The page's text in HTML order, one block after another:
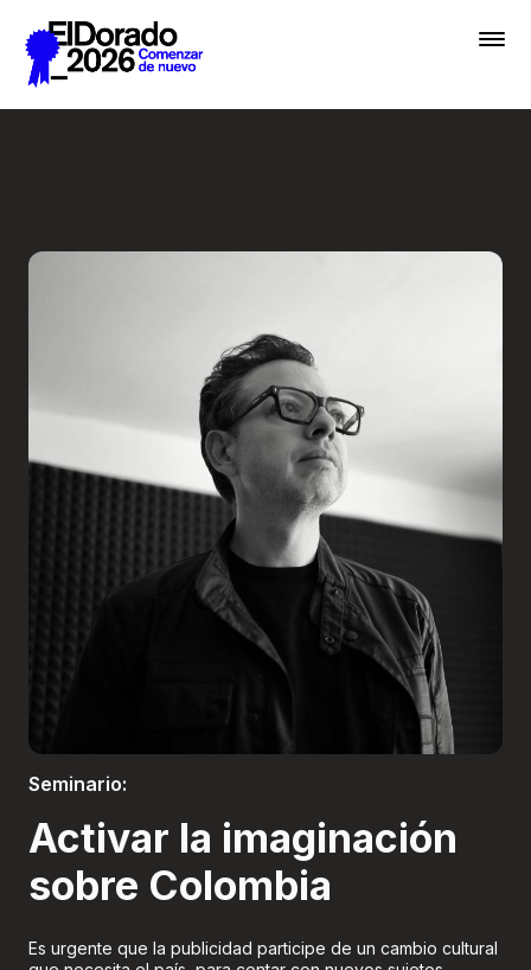
Saltar al contenido principal
Inscribir
Boletería
Seminario:
Activar la imaginación
sobre Colombia
Es urgente que la publicidad participe de un cambio cultural